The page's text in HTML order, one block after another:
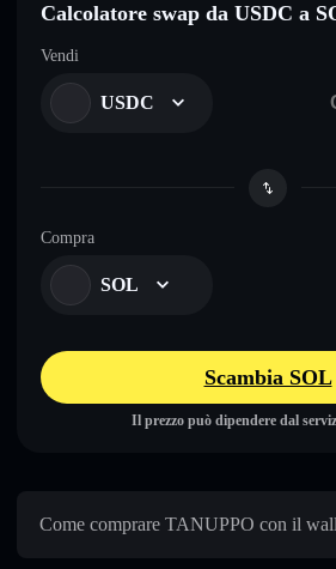
Calcolatore swap da USDC a
Vendi
USDC
Compra
SOL
Scambia SOL
Il prezzo può dipendere dal
Come comprare TANUPPO con il